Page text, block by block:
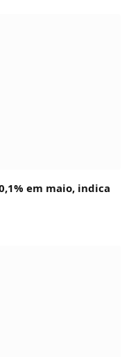
em maio, indica